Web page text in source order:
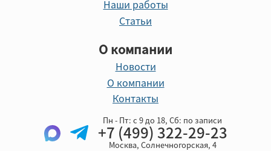
Наши работы
Статьи
О компании
Новости
О компании
Контакты
Пн - Пт: с 9 до 18, Cб: по записи
+7 (499) 322-29-23
Москва, Солнечногорская, 4